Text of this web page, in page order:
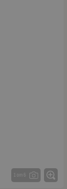
1 от 6